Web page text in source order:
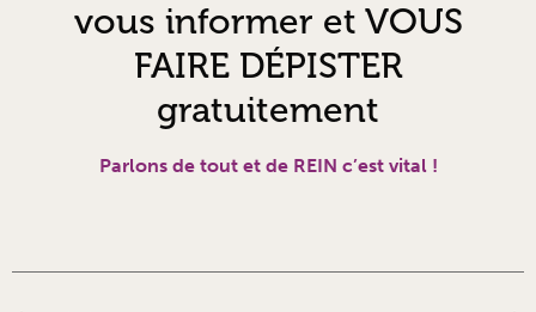
vous informer et VOUS
FAIRE DÉPISTER
gratuitement
Parlons de tout et de REIN c’est vital !